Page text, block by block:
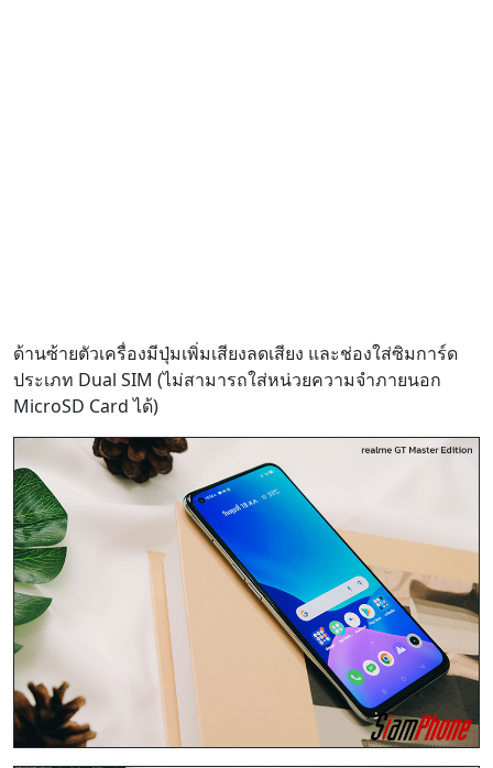
ด้านซ้ายตัวเครื่องมีปุ่มเพิ่มเสียงลดเสียง และช่องใส่ซิมการ์ด
ประเภท Dual SIM (ไม่สามารถใส่หน่วยความจำภายนอก
MicroSD Card ได้)